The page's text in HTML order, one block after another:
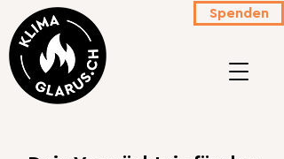
Spenden